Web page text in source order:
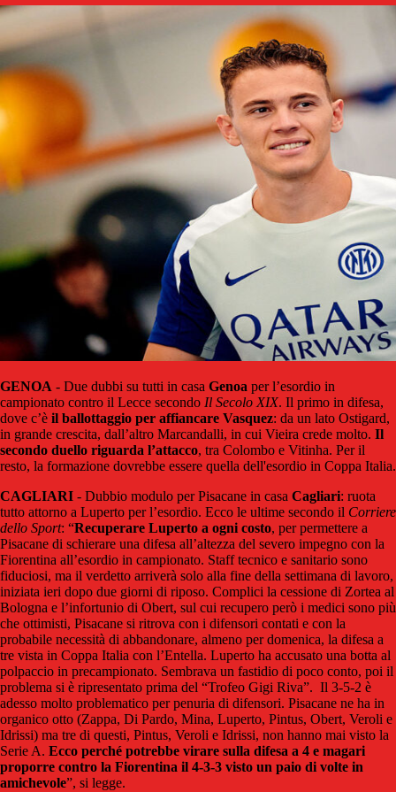
GENOA - Due dubbi su tutti in casa Genoa per l’esordio in
campionato contro il Lecce secondo Il Secolo XIX. Il primo in difesa,
dove c’è il ballottaggio per affiancare Vasquez: da un lato Ostigard,
in grande crescita, dall’altro Marcandalli, in cui Vieira crede molto. Il
secondo duello riguarda l’attacco, tra Colombo e Vitinha. Per il
resto, la formazione dovrebbe essere quella dell'esordio in Coppa Italia.
CAGLIARI - Dubbio modulo per Pisacane in casa Cagliari: ruota
tutto attorno a Luperto per l’esordio. Ecco le ultime secondo il Corriere
dello Sport: “Recuperare Luperto a ogni costo, per permettere a
Pisacane di schierare una difesa all’altezza del severo impegno con la
Fiorentina all’esordio in campionato. Staff tecnico e sanitario sono
fiduciosi, ma il verdetto arriverà solo alla fine della settimana di lavoro,
iniziata ieri dopo due giorni di riposo. Complici la cessione di Zortea al
Bologna e l’infortunio di Obert, sul cui recupero però i medici sono più
che ottimisti, Pisacane si ritrova con i difensori contati e con la
probabile necessità di abbandonare, almeno per domenica, la difesa a
tre vista in Coppa Italia con l’Entella. Luperto ha accusato una botta al
polpaccio in precampionato. Sembrava un fastidio di poco conto, poi il
problema si è ripresentato prima del “Trofeo Gigi Riva”. Il 3-5-2 è
adesso molto problematico per penuria di difensori. Pisacane ne ha in
organico otto (Zappa, Di Pardo, Mina, Luperto, Pintus, Obert, Veroli e
Idrissi) ma tre di questi, Pintus, Veroli e Idrissi, non hanno mai visto la
Serie A. Ecco perché potrebbe virare sulla difesa a 4 e magari
proporre contro la Fiorentina il 4-3-3 visto un paio di volte in
amichevole”, si legge.